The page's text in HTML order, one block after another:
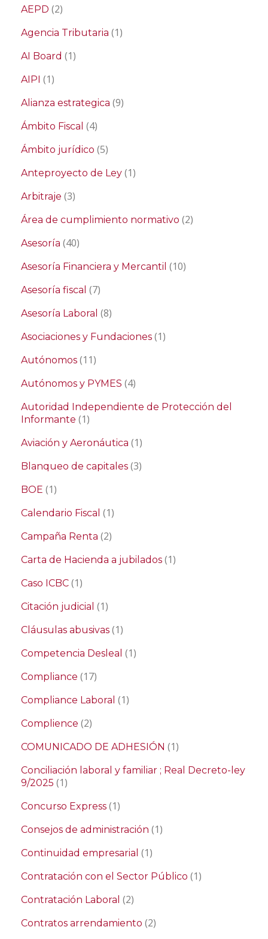
AEPD (2)
Agencia Tributaria (1)
AI Board (1)
AIPI (1)
Alianza estrategica (9)
Ámbito Fiscal (4)
Ámbito jurídico (5)
Anteproyecto de Ley (1)
Arbitraje (3)
Área de cumplimiento normativo (2)
Asesoría (40)
Asesoría Financiera y Mercantil (10)
Asesoría fiscal (7)
Asesoría Laboral (8)
Asociaciones y Fundaciones (1)
Autónomos (11)
Autónomos y PYMES (4)
Autoridad Independiente de Protección del
Informante (1)
Aviación y Aeronáutica (1)
Blanqueo de capitales (3)
BOE (1)
Calendario Fiscal (1)
Campaña Renta (2)
Carta de Hacienda a jubilados (1)
Caso ICBC (1)
Citación judicial (1)
Cláusulas abusivas (1)
Competencia Desleal (1)
Compliance (17)
Compliance Laboral (1)
Complience (2)
COMUNICADO DE ADHESIÓN (1)
Conciliación laboral y familiar ; Real Decreto-ley
9/2025 (1)
Concurso Express (1)
Consejos de administración (1)
Continuidad empresarial (1)
Contratación con el Sector Público (1)
Contratación Laboral (2)
Contratos arrendamiento (2)